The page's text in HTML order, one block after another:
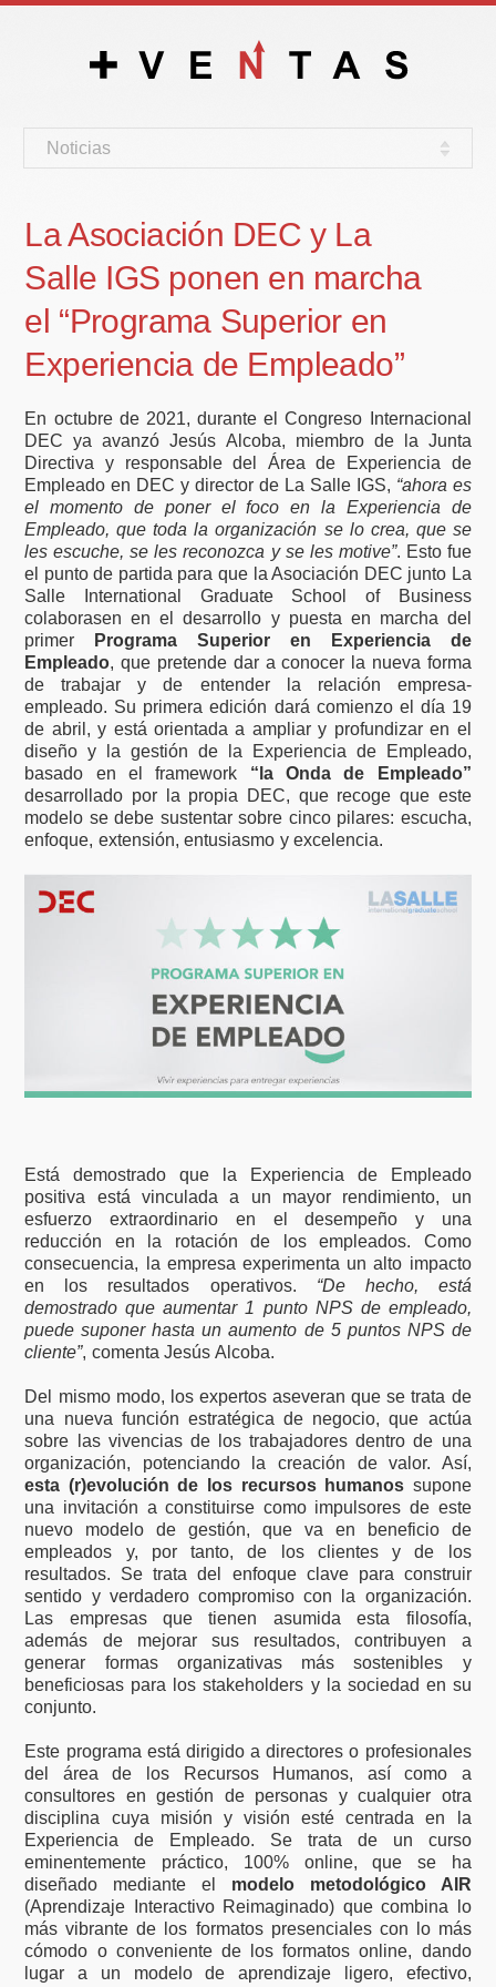
Noticias
La Asociación DEC y La
Salle IGS ponen en marcha
el “Programa Superior en
Experiencia de Empleado”
En octubre de 2021, durante el Congreso Internacional
DEC ya avanzó Jesús Alcoba, miembro de la Junta
Directiva y responsable del Área de Experiencia de
Empleado en DEC y director de La Salle IGS, “ahora es
el momento de poner el foco en la Experiencia de
Empleado, que toda la organización se lo crea, que se
les escuche, se les reconozca y se les motive”. Esto fue
el punto de partida para que la Asociación DEC junto La
Salle International Graduate School of Business
colaborasen en el desarrollo y puesta en marcha del
primer
Programa Superior en Experiencia de
Empleado, que pretende dar a conocer la nueva forma
de trabajar y de entender la relación empresa-
empleado. Su primera edición dará comienzo el día 19
de abril, y está orientada a ampliar y profundizar en el
diseño y la gestión de la Experiencia de Empleado,
basado en el framework “la Onda de Empleado”
desarrollado por la propia DEC, que recoge que este
modelo se debe sustentar sobre cinco pilares: escucha,
enfoque, extensión, entusiasmo y excelencia.
Está demostrado que la Experiencia de Empleado
positiva está vinculada a un mayor rendimiento, un
esfuerzo extraordinario en el desempeño y una
reducción en la rotación de los empleados. Como
consecuencia, la empresa experimenta un alto impacto
en los resultados operativos. “De hecho, está
demostrado que aumentar 1 punto NPS de empleado,
puede suponer hasta un aumento de 5 puntos NPS de
cliente”, comenta Jesús Alcoba.
Del mismo modo, los expertos aseveran que se trata de
una nueva función estratégica de negocio, que actúa
sobre las vivencias de los trabajadores dentro de una
organización, potenciando la creación de valor. Así,
esta (r)evolución de los recursos humanos supone
una invitación a constituirse como impulsores de este
nuevo modelo de gestión, que va en beneficio de
empleados y, por tanto, de los clientes y de los
resultados. Se trata del enfoque clave para construir
sentido y verdadero compromiso con la organización.
Las empresas que tienen asumida esta filosofía,
además de mejorar sus resultados, contribuyen a
generar formas organizativas más sostenibles y
beneficiosas para los stakeholders y la sociedad en su
conjunto.
Este programa está dirigido a directores o profesionales
del área de los Recursos Humanos, así como a
consultores en gestión de personas y cualquier otra
disciplina cuya misión y visión esté centrada en la
Experiencia de Empleado. Se trata de un curso
eminentemente práctico, 100% online, que se ha
diseñado mediante el modelo metodológico AIR
(Aprendizaje Interactivo Reimaginado) que combina lo
más vibrante de los formatos presenciales con lo más
cómodo o conveniente de los formatos online, dando
lugar a un modelo de aprendizaje ligero, efectivo,